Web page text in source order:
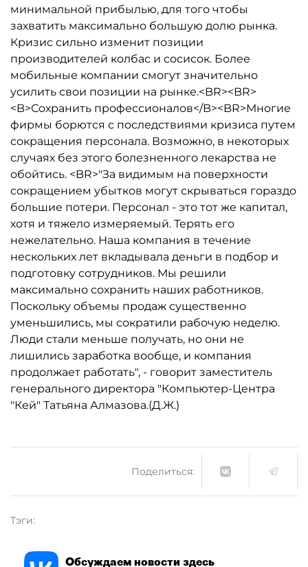
минимальной прибылью, для того чтобы
захватить максимально большую долю рынка.
Кризис сильно изменит позиции
производителей колбас и сосисок. Более
мобильные компании смогут значительно
усилить свои позиции на рынке.<BR><BR>
<B>Сохранить профессионалов</B><BR>Многие
фирмы борются с последствиями кризиса путем
сокращения персонала. Возможно, в некоторых
случаях без этого болезненного лекарства не
обойтись. <BR>"За видимым на поверхности
сокращением убытков могут скрываться гораздо
большие потери. Персонал - это тот же капитал,
хотя и тяжело измеряемый. Терять его
нежелательно. Наша компания в течение
нескольких лет вкладывала деньги в подбор и
подготовку сотрудников. Мы решили
максимально сохранить наших работников.
Поскольку объемы продаж существенно
уменьшились, мы сократили рабочую неделю.
Люди стали меньше получать, но они не
лишились заработка вообще, и компания
продолжает работать", - говорит заместитель
генерального директора "Компьютер-Центра
"Кей" Татьяна Алмазова.(Д.Ж.)
Поделиться:
Тэги:
Обсуждаем новости здесь